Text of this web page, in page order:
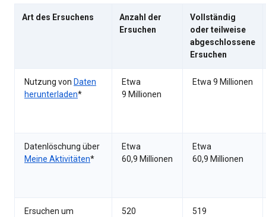
Art des Ersuchens
Anzahl der
Ersuchen
Vollständig
oder teilweise
abgeschlossene
Ersuchen
Nutzung von Daten
herunterladen*
Etwa
9 Millionen
Etwa 9 Millionen
Datenlöschung über
Meine Aktivitäten*
Etwa
60,9 Millionen
Etwa
60,9 Millionen
Ersuchen um
520 519